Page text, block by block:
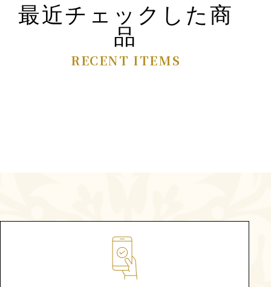
最近チェックした商
品
RECENT ITEMS